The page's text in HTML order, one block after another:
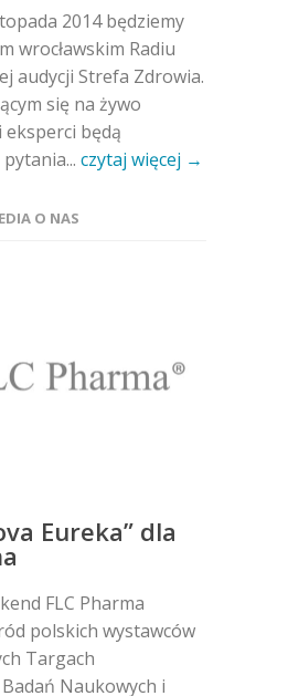
2014 będziemy
wrocławskim Radiu
audycji Strefa Zdrowia.
się na żywo
będą
czytaj więcej →
O NAS
Eureka” dla
FLC Pharma
polskich wystawców
Targach
Naukowych i